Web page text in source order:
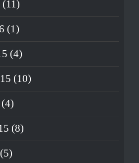
(1)
(4)
(10)
(8)